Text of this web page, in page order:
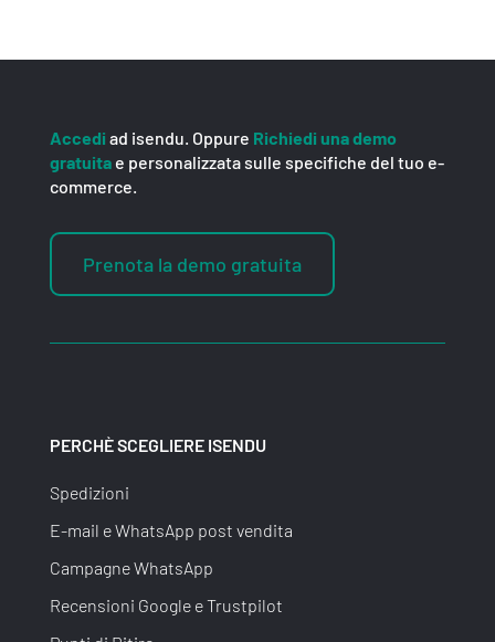
Accedi ad isendu. Oppure Richiedi una demo
gratuita e personalizzata sulle specifiche del tuo e-
commerce.
Prenota la demo gratuita
PERCHÈ SCEGLIERE ISENDU
Spedizioni
E-mail e WhatsApp post vendita
Campagne WhatsApp
Recensioni Google e Trustpilot